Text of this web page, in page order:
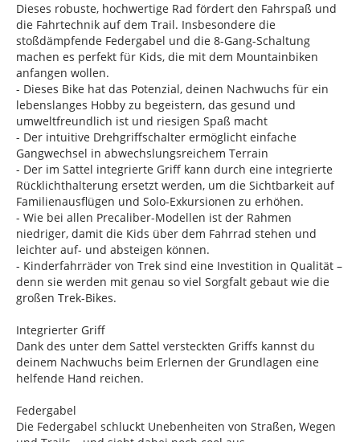
Dieses robuste, hochwertige Rad fördert den Fahrspaß und
die Fahrtechnik auf dem Trail. Insbesondere die
stoßdämpfende Federgabel und die 8-Gang-Schaltung
machen es perfekt für Kids, die mit dem Mountainbiken
anfangen wollen.
- Dieses Bike hat das Potenzial, deinen Nachwuchs für ein
lebenslanges Hobby zu begeistern, das gesund und
umweltfreundlich ist und riesigen Spaß macht
- Der intuitive Drehgriffschalter ermöglicht einfache
Gangwechsel in abwechslungsreichem Terrain
- Der im Sattel integrierte Griff kann durch eine integrierte
Rücklichthalterung ersetzt werden, um die Sichtbarkeit auf
Familienausflügen und Solo-Exkursionen zu erhöhen.
- Wie bei allen Precaliber-Modellen ist der Rahmen
niedriger, damit die Kids über dem Fahrrad stehen und
leichter auf- und absteigen können.
- Kinderfahrräder von Trek sind eine Investition in Qualität –
denn sie werden mit genau so viel Sorgfalt gebaut wie die
großen Trek-Bikes.
Integrierter Griff
Dank des unter dem Sattel versteckten Griffs kannst du
deinem Nachwuchs beim Erlernen der Grundlagen eine
helfende Hand reichen.
Federgabel
Die Federgabel schluckt Unebenheiten von Straßen, Wegen